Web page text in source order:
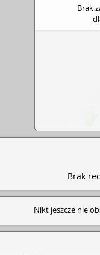
Brak
Brak
Nikt jeszcze nie